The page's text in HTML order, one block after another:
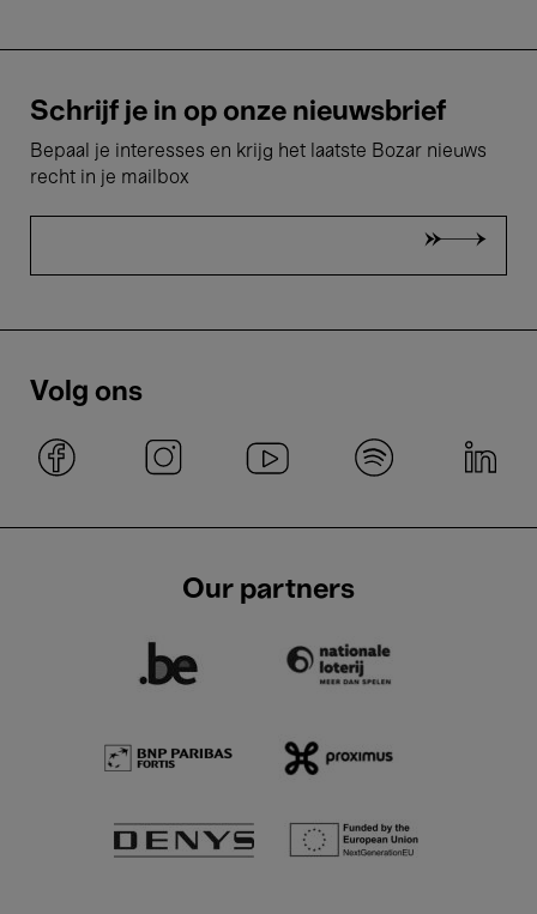
Schrijf je in op onze nieuwsbrief
Bepaal je interesses en krijg het laatste Bozar nieuws
recht in je mailbox
Volg ons
Our partners